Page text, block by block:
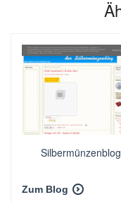
Silbermünzenblog
Zum Blog